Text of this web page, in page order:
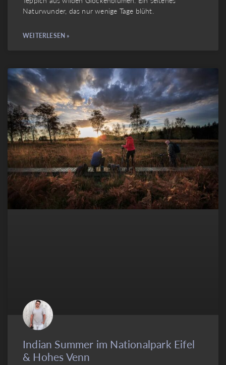
Naturwunder, das nur wenige Tage blüht.
WEITERLESEN »
Indian Summer im Nationalpark Eifel
& Hohes Venn